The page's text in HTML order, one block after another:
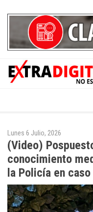
Lunes 6 Julio, 2026
(Video)
conocimiento
la Policía en